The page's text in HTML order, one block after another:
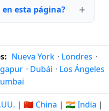
en esta página?
Nueva York · Londres ·
· Dubái · Los Ángeles
| 🇨🇳 China | 🇮🇳 India |